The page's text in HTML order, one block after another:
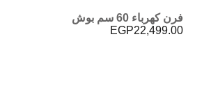
فرن كهرباء 60 سم بوش
EGP22,499.00